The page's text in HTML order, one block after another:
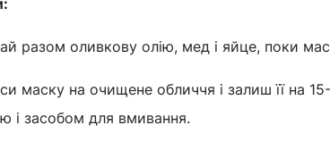
разом оливкову олію, мед і яйце, поки
маску на очищене обличчя і залиш її на
і засобом для вмивання.